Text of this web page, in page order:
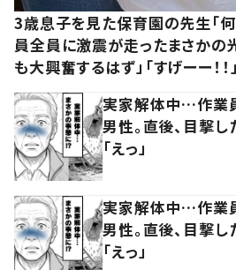
3歳息子を見た保育園の先生「
員全員に激震が走ったまさかの
も大興奮するはず」「すげーー！！」
実家解体中…作業
男性。直後、目撃
「えっ」
実家解体中…作業
男性。直後、目撃
「えっ」